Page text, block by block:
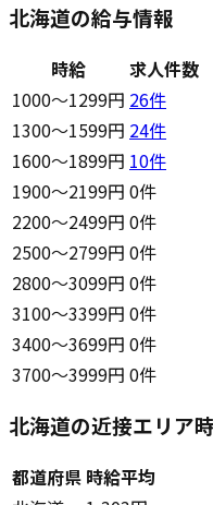
北海道の給与情報
時給
求人件数
1000〜1299円 26件
1300〜1599円 24件
1600〜1899円 10件
1900〜2199円 0件
2200〜2499円 0件
2500〜2799円 0件
2800〜3099円 0件
3100〜3399円 0件
3400〜3699円 0件
3700〜3999円 0件
北海道の近接エリア
都道府県 時給平均